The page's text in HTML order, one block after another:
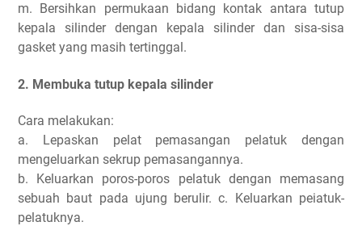
m. Bersihkan permukaan bidang kontak antara tutup
kepala silinder dengan kepala silinder dan sisa-sisa
gasket yang masih tertinggal.
2. Membuka tutup kepala silinder
Cara melakukan:
a. Lepaskan pelat pemasangan pelatuk dengan
mengeluarkan sekrup pemasangannya.
b. Keluarkan poros-poros pelatuk dengan memasang
sebuah baut pada ujung berulir. c. Keluarkan peiatuk-
pelatuknya.